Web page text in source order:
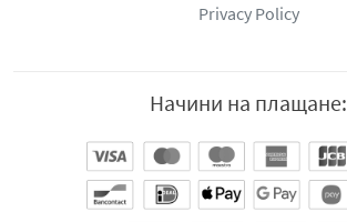
Privacy Policy
Начини на плащане: